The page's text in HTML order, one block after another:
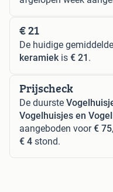
€ 21
De huidige
keramiekis € 21 .
Prijscheck
De duurste
Vogelhuisjes en
aangeboden voor€ 75
€ 4 stond.